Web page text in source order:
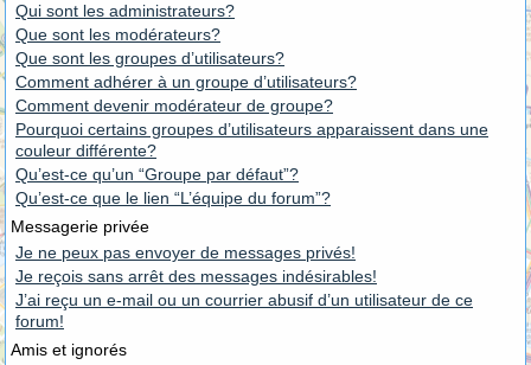
Qui sont les administrateurs?
Que sont les modérateurs?
Que sont les groupes d’utilisateurs?
Comment adhérer à un groupe d’utilisateurs?
Comment devenir modérateur de groupe?
Pourquoi certains groupes d’utilisateurs apparaissent dans une
couleur différente?
Qu’est-ce qu’un “Groupe par défaut”?
Qu’est-ce que le lien “L’équipe du forum”?
Messagerie privée
Je ne peux pas envoyer de messages privés!
Je reçois sans arrêt des messages indésirables!
J’ai reçu un e-mail ou un courrier abusif d’un utilisateur de ce
forum!
Amis et ignorés